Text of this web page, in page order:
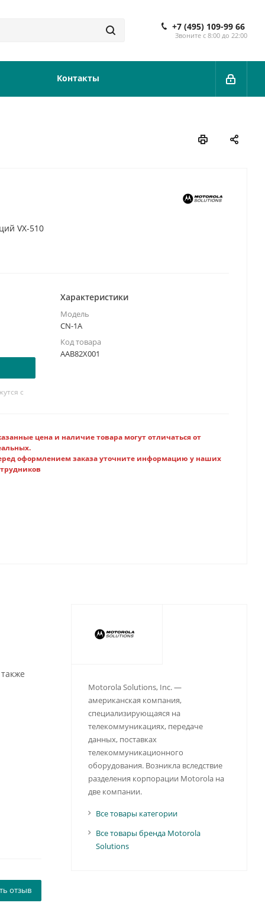
+7 (495) 109-99 66
Звоните с 8:00 до 22:00
Контакты
VX-510
с
Характеристики
Модель
CN-1A
Код товара
AAB82X001
цена и наличие товара могут отличаться от
оформлением заказа уточните информацию у наших
отзыв
Motorola Solutions, Inc. —
американская компания,
специализирующаяся на
телекоммуникациях, передаче
данных, поставках
телекоммуникационного
оборудования. Возникла вследствие
разделения корпорации Motorola на
две компании.
Все товары категории
Все товары бренда Motorola
Solutions